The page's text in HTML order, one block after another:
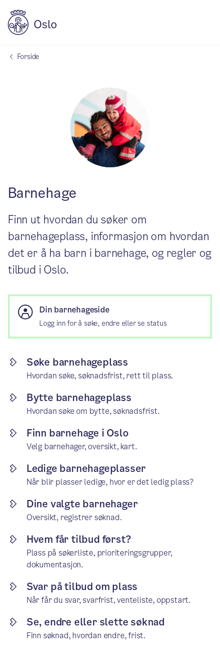
Forside
Barnehage
Finn ut hvordan du søker om
barnehageplass, informasjon om hvordan
det er å ha barn i barnehage, og regler og
tilbud i Oslo.
Din barnehageside
Logg inn for å søke, endre eller se status
Søke barnehageplass
Hvordan søke, søknadsfrist, rett til plass.
Bytte barnehageplass
Hvordan søke om bytte, søknadsfrist.
Finn barnehage i Oslo
Velg barnehager, oversikt, kart.
Ledige barnehageplasser
Når blir plasser ledige, hvor er det ledig plass?
Dine valgte barnehager
Oversikt, registrer søknad.
Hvem får tilbud først?
Plass på søkerliste, prioriteringsgrupper,
dokumentasjon.
Svar på tilbud om plass
Når får du svar, svarfrist, venteliste, oppstart.
Se, endre eller slette søknad
Finn søknad, hvordan endre, frist.